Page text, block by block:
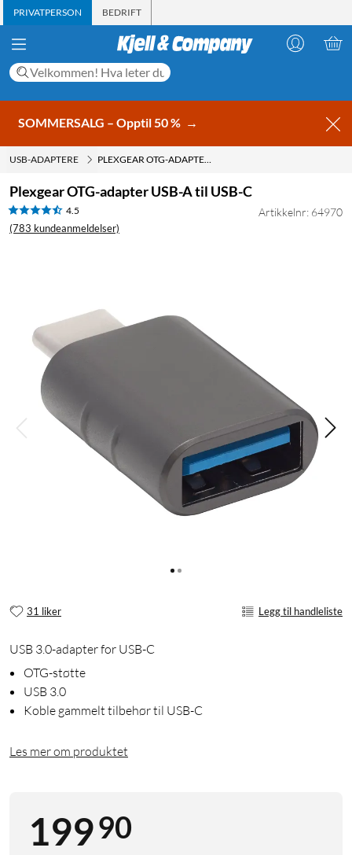
PRIVATPERSON BEDRIFT
SOMMERSALG – Opptil 50 % →
USB-ADAPTERE PLEXGEAR OTG-ADAPTER USB-A TIL USB-C
Plexgear OTG-adapter USB-A til USB-C
4.5
(783 kundeanmeldelser)
Artikkelnr: 64970
31 liker Legg til handleliste
USB 3.0-adapter for USB-C
OTG-støtte
USB 3.0
Koble gammelt tilbehør til USB-C
Les mer om produktet
19990